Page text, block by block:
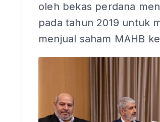
oleh bekas perdana
pada tahun 2019 untuk
menjual saham MAHB